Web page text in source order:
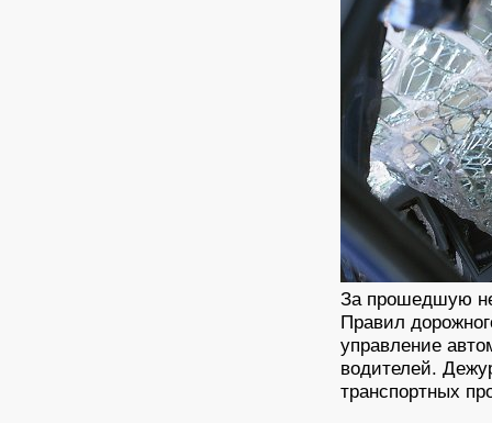
За прошедшую
Правил
управление
водителей.
транспортных